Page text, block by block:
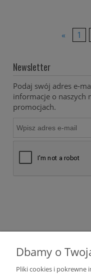
« 1
Newsletter
Podaj swój adres e-
informacje o naszych
promocjach.
Dbamy o
Pliki cookies i pokrewne